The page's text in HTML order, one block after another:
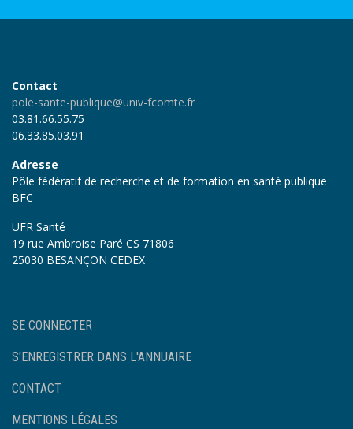
Contact
pole-sante-publique@univ-fcomte.fr
03.81.66.55.75
06.33.85.03.91
Adresse
Pôle fédératif de recherche et de formation en santé publique
BFC
UFR Santé
19 rue Ambroise Paré CS 71806
25030 BESANÇON CEDEX
User
account
menu
SE CONNECTER
S'ENREGISTRER DANS L'ANNUAIRE
Footer
CONTACT
MENTIONS LÉGALES